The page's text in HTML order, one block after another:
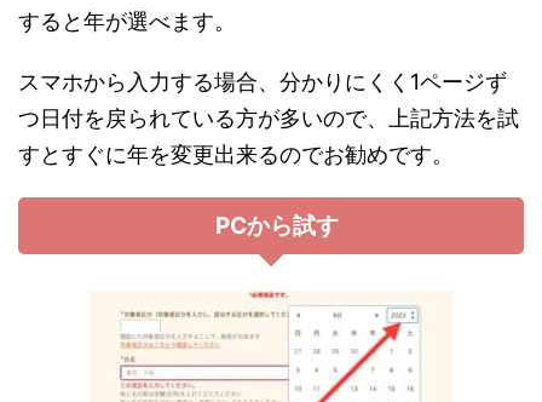
すると年が選べます。
スマホから入力する場合、分かりにくく1ページず
つ日付を戻られている方が多いので、上記方法を試
すとすぐに年を変更出来るのでお勧めです。
PCから試す